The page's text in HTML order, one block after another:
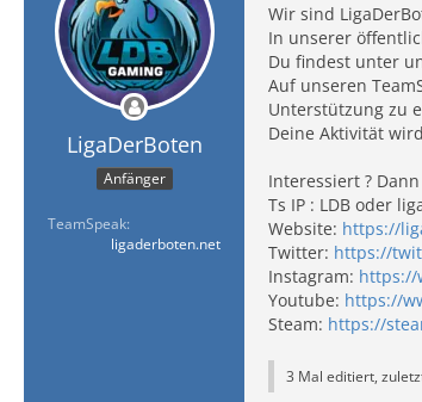
LigaDerBoten
Anfänger
TeamSpeak
ligaderboten.net
Wir sind
In unserer
Du findest unter
Auf unseren
Unterstützung zu
Deine Aktivität
Interessiert ?
Ts IP : LDB oder
Website: https://
Twitter: https://
Instagram: https://
Youtube: https://
Steam: https://
3 Mal editiert,